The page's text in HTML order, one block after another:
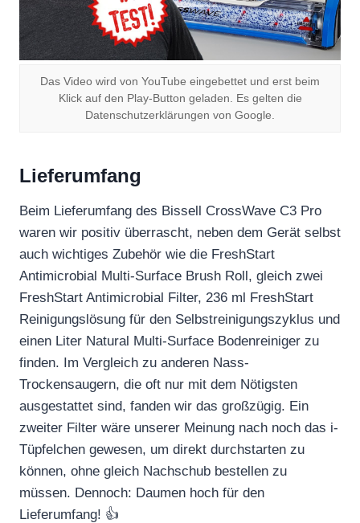
Das Video wird von YouTube eingebettet und erst beim
Klick auf den Play-Button geladen. Es gelten die
Datenschutzerklärungen von Google.
Lieferumfang
Beim Lieferumfang des Bissell CrossWave C3 Pro
waren wir positiv überrascht, neben dem Gerät selbst
auch wichtiges Zubehör wie die FreshStart
Antimicrobial Multi-Surface Brush Roll, gleich zwei
FreshStart Antimicrobial Filter, 236 ml FreshStart
Reinigungslösung für den Selbstreinigungszyklus und
einen Liter Natural Multi-Surface Bodenreiniger zu
finden. Im Vergleich zu anderen Nass-
Trockensaugern, die oft nur mit dem Nötigsten
ausgestattet sind, fanden wir das großzügig. Ein
zweiter Filter wäre unserer Meinung nach noch das i-
Tüpfelchen gewesen, um direkt durchstarten zu
können, ohne gleich Nachschub bestellen zu
müssen. Dennoch: Daumen hoch für den
Lieferumfang! 👍